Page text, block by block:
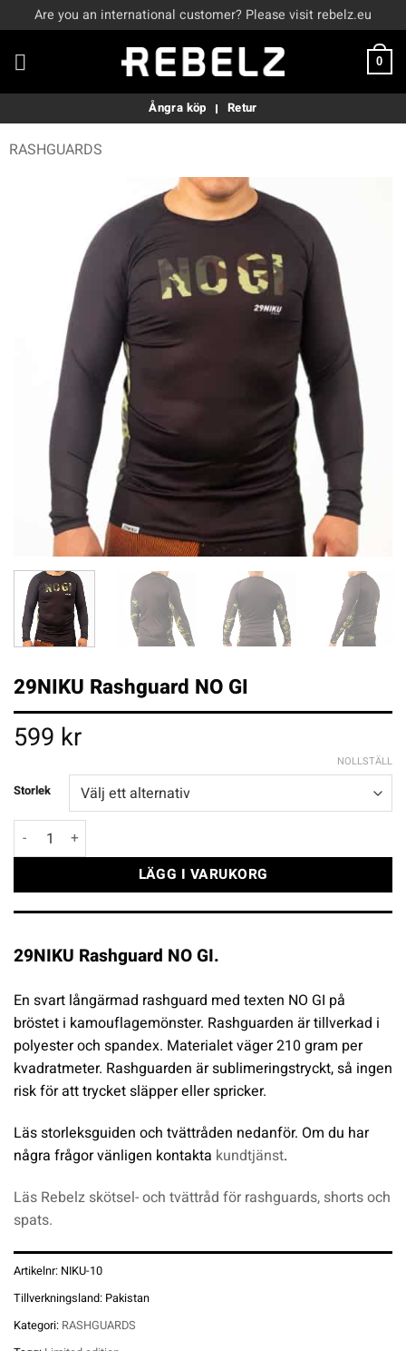
to
content
Are you an international customer? Please visit rebelz.eu
0
Ångra köp Retur
RASHGUARDS
29NIKU Rashguard NO GI
599 kr
Storlek
NOLLSTÄLL
29NIKU Rashguard NO GI mängd
LÄGG I VARUKORG
29NIKU Rashguard NO GI.
En svart långärmad rashguard med texten NO GI på
bröstet i kamouflagemönster. Rashguarden är tillverkad i
polyester och spandex. Materialet väger 210 gram per
kvadratmeter. Rashguarden är sublimeringstryckt, så ingen
risk för att trycket släpper eller spricker.
Läs storleksguiden och tvättråden nedanför. Om du har
några frågor vänligen kontakta kundtjänst.
Läs Rebelz skötsel- och tvättråd för rashguards, shorts och
spats.
Artikelnr: NIKU-10
Tillverkningsland: Pakistan
Kategori: RASHGUARDS